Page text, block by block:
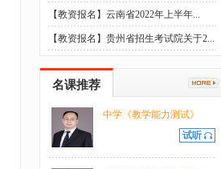
【教资报名】云南省2022年上半年...
【教资报名】贵州省招生考试院关于2...
名课推荐
中学《教学能力测试》
试听